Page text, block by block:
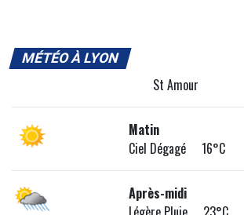
MÉTÉO À LYON
St Amour
Matin
Ciel Dégagé 16°C
Après-midi